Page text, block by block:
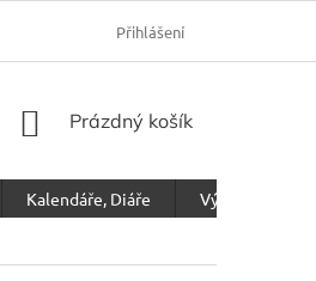
Přihlášení
NÁKUPNÍ
Prázdný košík
Kalendáře, Diáře
Výprodej